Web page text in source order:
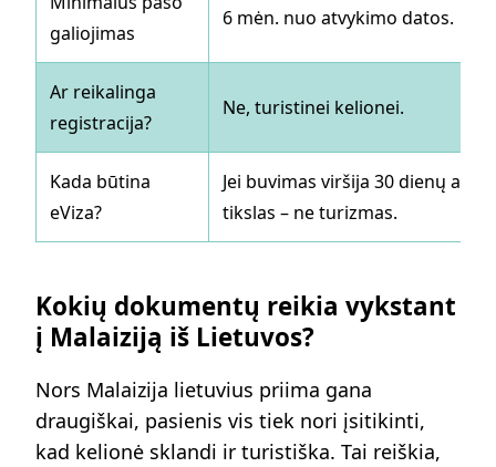
galiojimas
6 mėn. nuo atvykimo datos.
Ar reikalinga
registracija?
Ne, turistinei kelionei.
Kada būtina
eViza?
Jei buvimas viršija 30 dienų
tikslas – ne turizmas.
Kokių dokumentų reikia vykstant
į Malaiziją iš Lietuvos?
Nors Malaizija lietuvius priima gana
draugiškai, pasienis vis tiek nori įsitikinti,
kad kelionė sklandi ir turistiška. Tai reiškia,